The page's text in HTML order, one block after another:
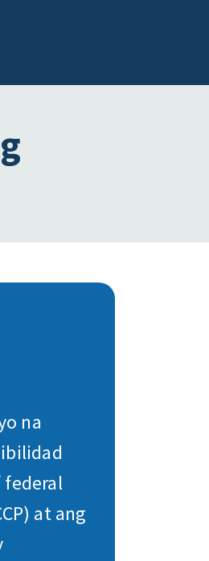
na
federal
at ang